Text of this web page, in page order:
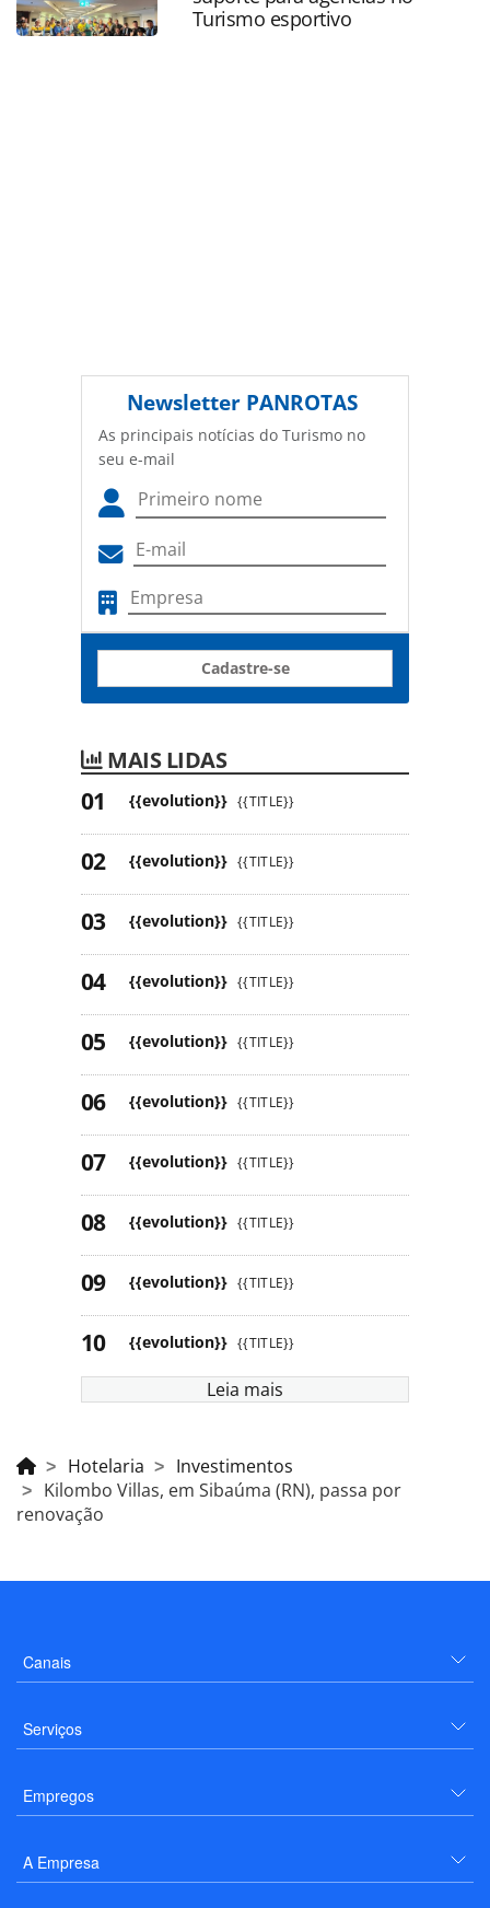
legislação brasileira sobre direito autoral. Não reproduza o
conteúdo sem autorização da PANROTAS Editora
Turismo esportivo
Newsletter PANROTAS
As principais notícias do Turismo no
seu e-mail
Cadastre-se
MAIS LIDAS
{{evolution}} {{TITLE}}
{{evolution}} {{TITLE}}
{{evolution}} {{TITLE}}
{{evolution}} {{TITLE}}
{{evolution}} {{TITLE}}
{{evolution}} {{TITLE}}
{{evolution}} {{TITLE}}
{{evolution}} {{TITLE}}
{{evolution}} {{TITLE}}
{{evolution}} {{TITLE}}
Leia mais
Hotelaria
Investimentos
Kilombo Villas, em Sibaúma (RN), passa por
renovação
Canais
Serviços
Empregos
A Empresa